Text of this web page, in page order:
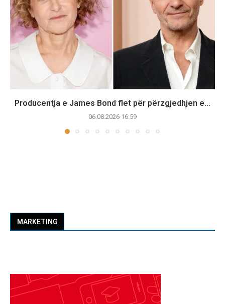
Producentja e James Bond flet për përzgjedhjen e...
06.08.2026 16:59
MARKETING